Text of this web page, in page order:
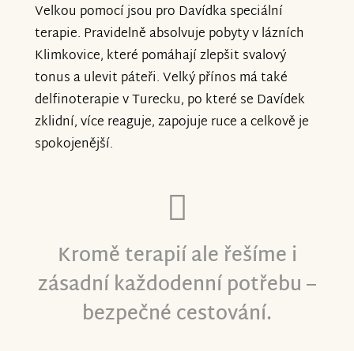
Velkou pomocí jsou pro Davídka speciální
terapie. Pravidelně absolvuje pobyty v lázních
Klimkovice, které pomáhají zlepšit svalový
tonus a ulevit páteři. Velký přínos má také
delfinoterapie v Turecku, po které se Davídek
zklidní, více reaguje, zapojuje ruce a celkově je
spokojenější.
Kromě terapií ale řešíme i
zásadní každodenní potřebu –
bezpečné cestování.